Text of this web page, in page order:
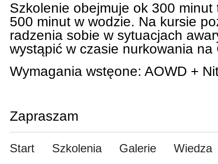
Szkolenie obejmuje ok 300 minut
500 minut w wodzie. Na kursie
radzenia sobie w sytuacjach
wystąpić w czasie nurkowania na
Wymagania wstęone: AOWD +
Zapraszam
Start Szkolenia Galerie Wiedza